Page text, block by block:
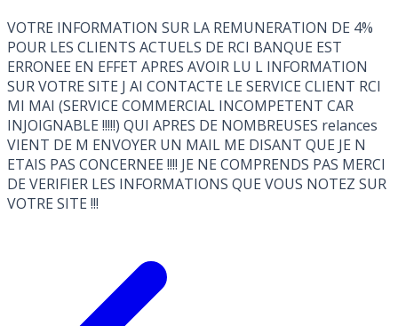
VOTRE INFORMATION SUR LA REMUNERATION DE 4%
POUR LES CLIENTS ACTUELS DE RCI BANQUE EST
ERRONEE EN EFFET APRES AVOIR LU L INFORMATION
SUR VOTRE SITE J AI CONTACTE LE SERVICE CLIENT RCI
MI MAI (SERVICE COMMERCIAL INCOMPETENT CAR
INJOIGNABLE !!!!!) QUI APRES DE NOMBREUSES relances
VIENT DE M ENVOYER UN MAIL ME DISANT QUE JE N
ETAIS PAS CONCERNEE !!!! JE NE COMPRENDS PAS MERCI
DE VERIFIER LES INFORMATIONS QUE VOUS NOTEZ SUR
VOTRE SITE !!!